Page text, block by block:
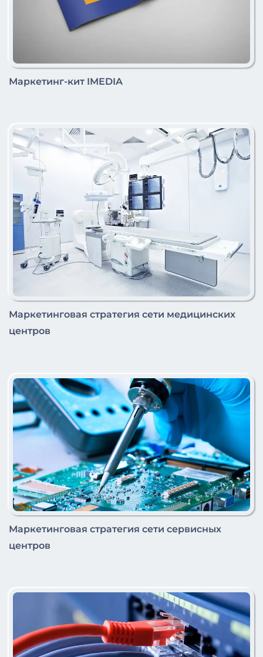
Маркетинг-кит IMEDIA
Маркетинговая стратегия сети медицинских
центров
Маркетинговая стратегия сети сервисных
центров